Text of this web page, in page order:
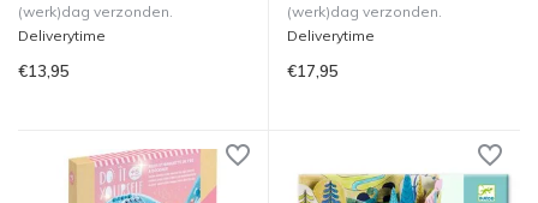
(werk)dag verzonden.
Deliverytime
€13,95
(werk)dag verzonden.
Deliverytime
€17,95